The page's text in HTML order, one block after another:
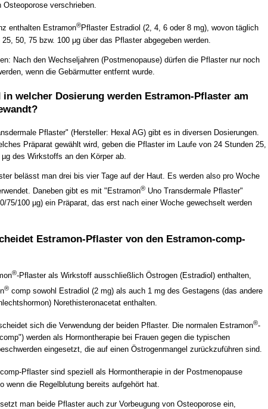
Osteoporose verschrieben.
enthalten Estramon®Pflaster Estradiol (2, 4, 6 oder 8 mg), wovon täglich
50, 75 bzw. 100 μg über das Pflaster abgegeben werden.
Nach den Wechseljahren (Postmenopause) dürfen die Pflaster nur noch
wenn die Gebärmutter entfernt wurde.
welcher Dosierung werden Estramon-Pflaster am
Pflaster" (Hersteller: Hexal AG) gibt es in diversen Dosierungen.
Präparat gewählt wird, geben die Pflaster im Laufe von 24 Stunden 25,
des Wirkstoffs an den Körper ab.
belässt man drei bis vier Tage auf der Haut. Es werden also pro Woche
Daneben gibt es mit "Estramon®Uno Transdermale Pflaster"
75/100 µg) ein Präparat, das erst nach einer Woche gewechselt werden
Estramon-Pflaster von den Estramon-comp-
®-Pflaster als Wirkstoff ausschließlich Östrogen (Estradiol) enthalten,
®comp sowohl Estradiol (2 mg) als auch 1 mg des Gestagens (das andere
Norethisteronacetat enthalten.
sich die Verwendung der beiden Pflaster. Die normalen Estramon®-
werden als Hormontherapie bei Frauen gegen die typischen
eingesetzt, die auf einen Östrogenmangel zurückzuführen sind.
Pflaster sind speziell als Hormontherapie in der Postmenopause
wenn die Regelblutung bereits aufgehört hat.
man beide Pflaster auch zur Vorbeugung von Osteoporose ein,